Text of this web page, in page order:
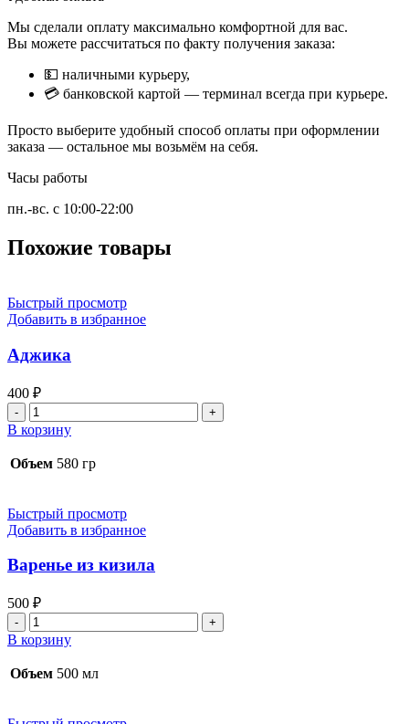
Мы сделали оплату максимально комфортной для вас.
Вы можете рассчитаться по факту получения заказа:
💵 наличными курьеру,
💳 банковской картой — терминал всегда при курьере.
Просто выберите удобный способ оплаты при оформлении
заказа — остальное мы возьмём на себя.
Часы работы
пн.-вс. с 10:00-22:00
Похожие товары
Быстрый просмотр
Добавить в избранное
Аджика
400 ₽
Количество
товара
Аджика
В корзину
Объем 580 гр
Быстрый просмотр
Добавить в избранное
Варенье из кизила
500 ₽
Количество
товара
Варенье
из
В корзину
Объем 500 мл